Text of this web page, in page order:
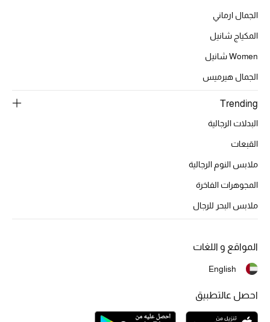
الحقائب النسائية
حقائب رجالية
حقائب الأطفال
أبرز الحقائب
الموسم الجديد
الجمال ارماني
المكياج شانيل
Women شانيل
الجمال هيرميس
Trending
البدلات الرجالية
القبعات
ملابس النوم الرجالية
المجوهرات الفاخرة
ملابس البحر للرجال
المواقع و اللغات
English
احصل عالتطبيق